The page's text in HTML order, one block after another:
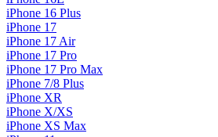
iPhone 16 Plus
iPhone 17
iPhone 17 Air
iPhone 17 Pro
iPhone 17 Pro Max
iPhone 7/8 Plus
iPhone XR
iPhone X/XS
iPhone XS Max